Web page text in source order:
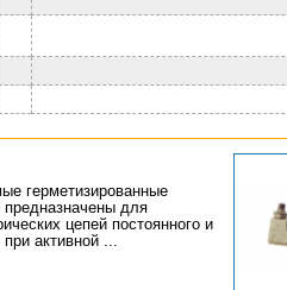
герметизированные
предназначены для
цепей постоянного и
активной ...